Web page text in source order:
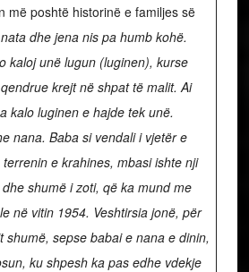
më poshtë historinë e familjes së
dhe jena nis pa humb kohë.
kaloj unë lugun (luginen), kurse
krejt në shpat të malit. Ai
kalo luginen e hajde tek unë.
nana. Baba si vendali i vjetër e
e krahines, mbasi ishte nji
shumë i zoti, që ka mund me
në vitin 1954. Veshtirsia jonë, për
shumë, sepse babai e nana e dinin,
ku shpesh ka pas edhe vdekje